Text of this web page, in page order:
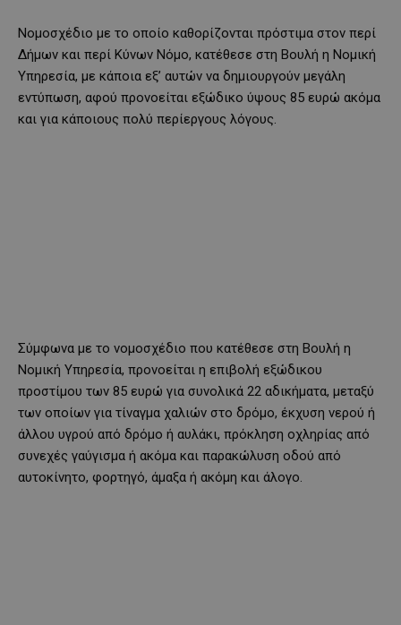
Νομοσχέδιο με το οποίο καθορίζονται πρόστιμα στον περί
Δήμων και περί Κύνων Νόμο, κατέθεσε στη Βουλή η Νομική
Υπηρεσία, με κάποια εξ’ αυτών να δημιουργούν μεγάλη
εντύπωση, αφού προνοείται εξώδικο ύψους 85 ευρώ ακόμα
και για κάποιους πολύ περίεργους λόγους.
Σύμφωνα με το νομοσχέδιο που κατέθεσε στη Βουλή η
Νομική Υπηρεσία, προνοείται η επιβολή εξώδικου
προστίμου των 85 ευρώ για συνολικά 22 αδικήματα, μεταξύ
των οποίων για τίναγμα χαλιών στο δρόμο, έκχυση νερού ή
άλλου υγρού από δρόμο ή αυλάκι, πρόκληση οχληρίας από
συνεχές γαύγισμα ή ακόμα και παρακώλυση οδού από
αυτοκίνητο, φορτηγό, άμαξα ή ακόμη και άλογο.